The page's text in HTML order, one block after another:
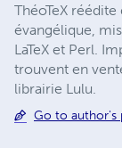
ThéoTeX
évangélique,
LaTeX et Perl.
trouvent en
librairie Lulu.
Go to author's